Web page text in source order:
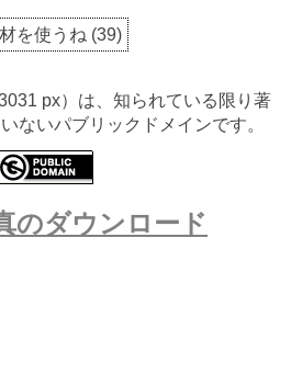
を使うね (39)
px）は、知られている限り著
ないパブリックドメインです。
のダウンロード